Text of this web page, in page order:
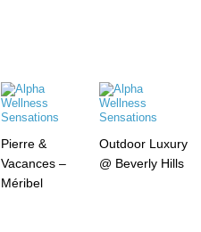
Pierre &
Vacances –
Méribel
Outdoor Luxury
@ Beverly Hills